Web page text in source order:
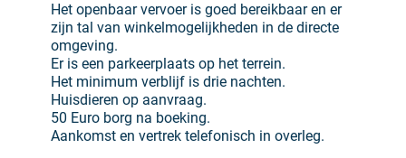
Het openbaar vervoer is goed bereikbaar en er
zijn tal van winkelmogelijkheden in de directe
omgeving.
Er is een parkeerplaats op het terrein.
Het minimum verblijf is drie nachten.
Huisdieren op aanvraag.
50 Euro borg na boeking.
Aankomst en vertrek telefonisch in overleg.